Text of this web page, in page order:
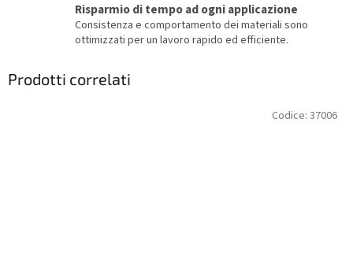
Risparmio di tempo ad ogni applicazione
Consistenza e comportamento dei materiali sono
ottimizzati per un lavoro rapido ed efficiente.
Prodotti correlati
Codice: 37006